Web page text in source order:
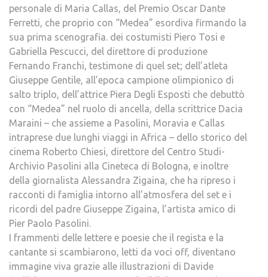
personale di Maria Callas, del Premio Oscar Dante
Ferretti, che proprio con “Medea” esordiva firmando la
sua prima scenografia. dei costumisti Piero Tosi e
Gabriella Pescucci, del direttore di produzione
Fernando Franchi, testimone di quel set; dell’atleta
Giuseppe Gentile, all’epoca campione olimpionico di
salto triplo, dell’attrice Piera Degli Esposti che debuttò
con “Medea” nel ruolo di ancella, della scrittrice Dacia
Maraini – che assieme a Pasolini, Moravia e Callas
intraprese due lunghi viaggi in Africa – dello storico del
cinema Roberto Chiesi, direttore del Centro Studi-
Archivio Pasolini alla Cineteca di Bologna, e inoltre
della giornalista Alessandra Zigaina, che ha ripreso i
racconti di famiglia intorno all’atmosfera del set e i
ricordi del padre Giuseppe Zigaina, l’artista amico di
Pier Paolo Pasolini.
I frammenti delle lettere e poesie che il regista e la
cantante si scambiarono, letti da voci off, diventano
immagine viva grazie alle illustrazioni di Davide